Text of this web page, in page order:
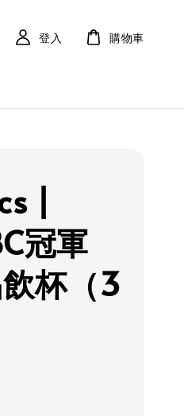
登入 購物車
|
冠軍
杯（3